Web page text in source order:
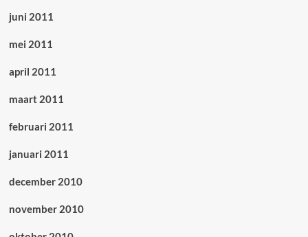
juni 2011
mei 2011
april 2011
maart 2011
februari 2011
januari 2011
december 2010
november 2010